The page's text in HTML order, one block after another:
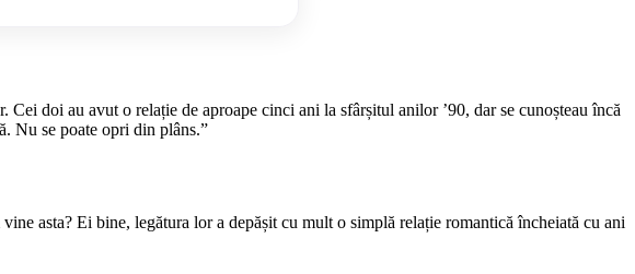
doi au avut o relație de aproape cinci ani la sfârșitul anilor ’90, dar se cunoșteau încă
Nu se poate opri din plâns.”
asta? Ei bine, legătura lor a depășit cu mult o simplă relație romantică încheiată cu ani